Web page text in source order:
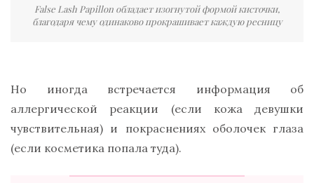
False Lash Papillon обладает изогнутой формой кисточки,
благодаря чему одинаково прокрашивает каждую ресницу
Но иногда встречается информация об
аллергической реакции (если кожа девушки
чувствительная) и покраснениях оболочек глаза
(если косметика попала туда).